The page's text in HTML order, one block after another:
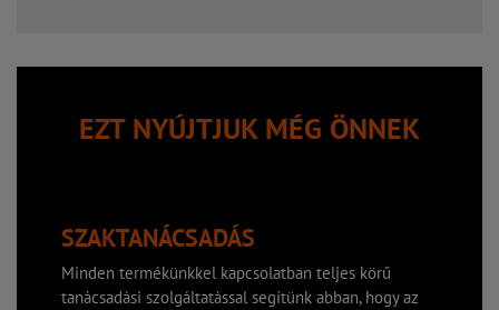
EZT NYÚJTJUK MÉG ÖNNEK
SZAKTANÁCSADÁS
Minden termékünkkel kapcsolatban teljes körű
tanácsadási szolgáltatással segítünk abban, hogy az